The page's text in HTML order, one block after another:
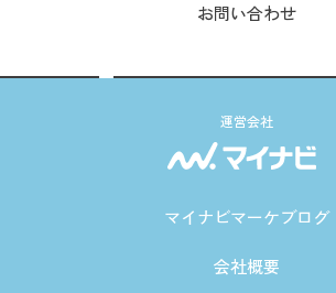
お問い合わせ
運営会社
マイナビマーケブログ
会社概要